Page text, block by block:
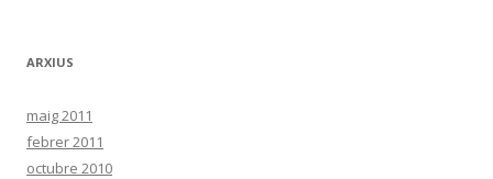
ARXIUS
maig 2011
febrer 2011
octubre 2010